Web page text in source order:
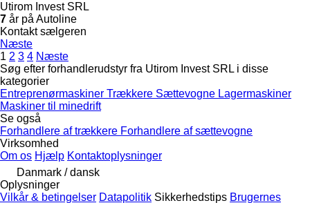
Utirom Invest SRL
7 år på Autoline
Kontakt sælgeren
Næste
1 2 3 4 Næste
Søg efter forhandlerudstyr fra Utirom Invest SRL i disse
kategorier
Entreprenørmaskiner Trækkere Sættevogne Lagermaskiner
Maskiner til minedrift
Se også
Forhandlere af trækkere Forhandlere af sættevogne
Virksomhed
Om os Hjælp Kontaktoplysninger
Danmark / dansk
Oplysninger
Vilkår & betingelser Datapolitik Sikkerhedstips Brugernes